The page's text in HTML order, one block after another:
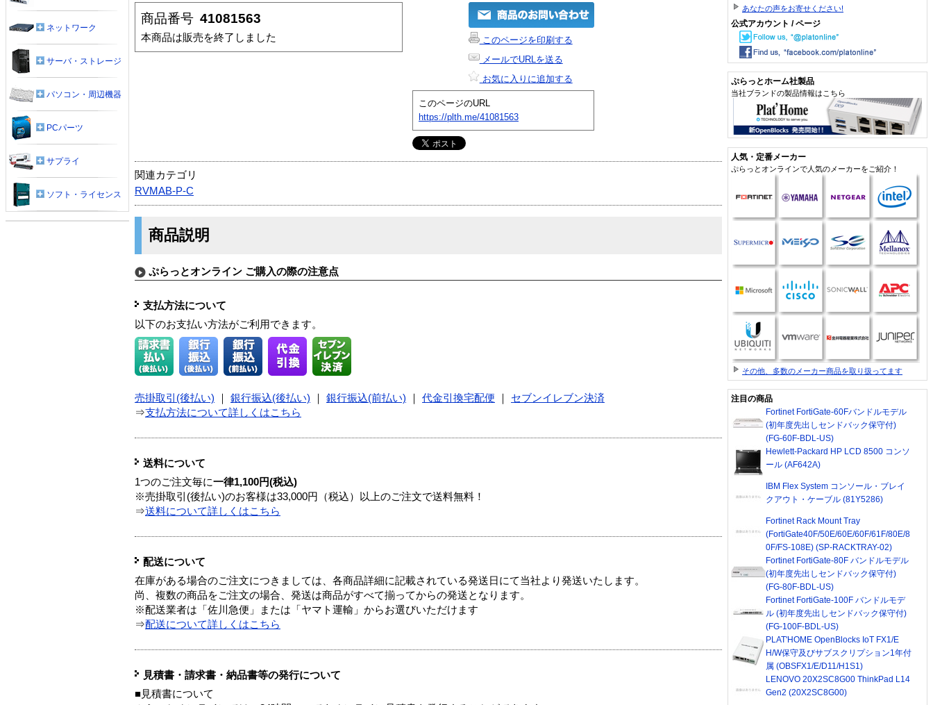
商品番号 41081563
本商品は販売を終了しました
このページを印刷する
メールでURLを送る
お気に入りに追加する
このページのURL
https://plth.me/41081563
関連カテゴリ
RVMAB-P-C
商品説明
ぷらっとオンライン ご購入の際の注意点
支払方法について
以下のお支払い方法がご利用できます。
売掛取引(後払い) 銀行振込(後払い) 銀行振込(前払い) 代金引換宅配便
セブンイレブン決済
⇒支払方法について詳しくはこちら
送料について
1つのご注文毎に一律1,100円(税込)
※売掛取引(後払い)のお客様は33,000円（税込）以上のご注文で送料無料！
⇒送料について詳しくはこちら
配送について
在庫がある場合のご注文につきましては、各商品詳細に記載されている発送日にて当社より発送いたします。
尚、複数の商品をご注文の場合、発送は商品がすべて揃ってからの発送となります。
※配送業者は「佐川急便」または「ヤマト運輸」からお選びいただけます
⇒配送について詳しくはこちら
見積書・請求書・納品書等の発行について
■見積書について
ネットワーク
サーバ・ストレージ
パソコン・周辺機器
PCパーツ
サプライ
ソフト・ライセンス
あなたの声をお寄せください!
公式アカウント / ページ
ぷらっとホーム社製品
当社ブランドの製品情報はこちら
人気・定番メーカー
ぷらっとオンラインで人気のメーカーをご紹介！
その他、多数のメーカー商品を取り扱ってます
注目の商品
Fortinet FortiGate-60Fバンドルモデル
(初年度先出しセンドバック保守付)
(FG-60F-BDL-US)
Hewlett-Packard HP LCD 8500 コンソ
ール (AF642A)
IBM Flex System コンソール・ブレイ
クアウト・ケーブル (81Y5286)
Fortinet Rack Mount Tray
(FortiGate40F/50E/60E/60F/61F/80E/8
0F/FS-108E) (SP-RACKTRAY-02)
Fortinet FortiGate-80F バンドルモデル
(初年度先出しセンドバック保守付)
(FG-80F-BDL-US)
Fortinet FortiGate-100F バンドルモデ
ル (初年度先出しセンドバック保守付)
(FG-100F-BDL-US)
PLAT'HOME OpenBlocks IoT FX1/E
H/W保守及びサブスクリプション1年付
属 (OBSFX1/E/D11/H1S1)
LENOVO 20X2SC8G00 ThinkPad L14
Gen2 (20X2SC8G00)